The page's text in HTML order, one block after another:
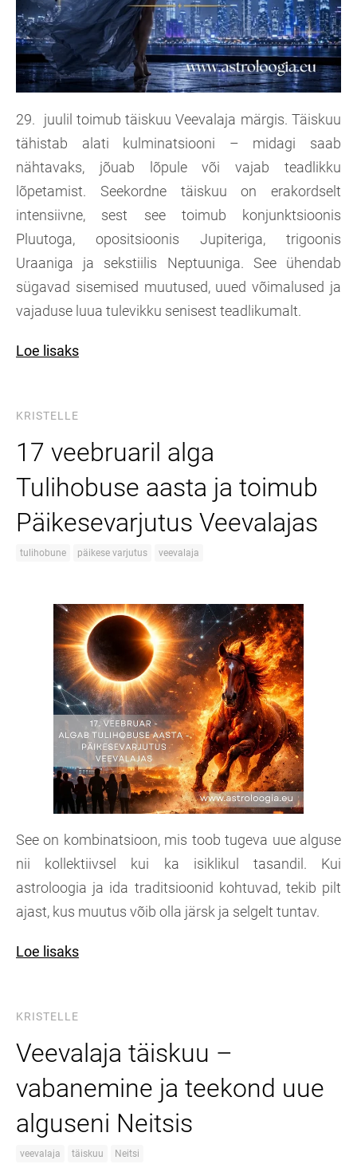
29. juulil toimub täiskuu Veevalaja märgis. Täiskuu
tähistab alati kulminatsiooni – midagi saab
nähtavaks, jõuab lõpule või vajab teadlikku
lõpetamist. Seekordne täiskuu on erakordselt
intensiivne, sest see toimub konjunktsioonis
Pluutoga, opositsioonis Jupiteriga, trigoonis
Uraaniga ja sekstiilis Neptuuniga. See ühendab
sügavad sisemised muutused, uued võimalused ja
vajaduse luua tulevikku senisest teadlikumalt.
Loe lisaks
KRISTELLE
17 veebruaril alga
Tulihobuse aasta ja toimub
Päikesevarjutus Veevalajas
tulihobune päikese varjutus veevalaja
See on kombinatsioon, mis toob tugeva uue alguse
nii kollektiivsel kui ka isiklikul tasandil. Kui
astroloogia ja ida traditsioonid kohtuvad, tekib pilt
ajast, kus muutus võib olla järsk ja selgelt tuntav.
Loe lisaks
KRISTELLE
Veevalaja täiskuu –
vabanemine ja teekond uue
alguseni Neitsis
veevalaja täiskuu Neitsi